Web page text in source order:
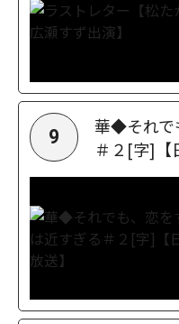
9
華◆それで
＃２[字]【